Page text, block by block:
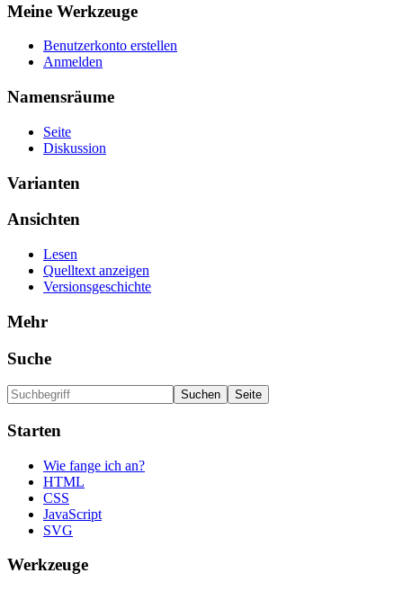
Meine Werkzeuge
Benutzerkonto erstellen
Anmelden
Namensräume
Seite
Diskussion
Varianten
Ansichten
Lesen
Quelltext anzeigen
Versionsgeschichte
Mehr
Suche
Starten
Wie fange ich an?
HTML
CSS
JavaScript
SVG
Werkzeuge